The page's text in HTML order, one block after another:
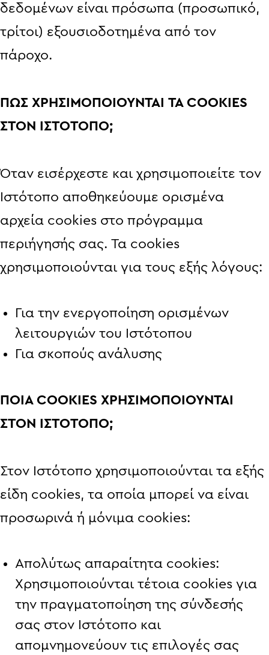
δεδομένων είναι πρόσωπα (προσωπικό,
τρίτοι) εξουσιοδοτημένα από τον
πάροχο.
ΠΩΣ ΧΡΗΣΙΜΟΠΟΙΟΥΝΤΑΙ ΤΑ COOKIES
ΣΤΟΝ ΙΣΤΟΤΟΠΟ;
Όταν εισέρχεστε και χρησιμοποιείτε τον
Ιστότοπο αποθηκεύουμε ορισμένα
αρχεία cookies στο πρόγραμμα
περιήγησής σας. Τα cookies
χρησιμοποιούνται για τους εξής λόγους:
Για την ενεργοποίηση ορισμένων
λειτουργιών του Ιστότοπου
Για σκοπούς ανάλυσης
ΠΟΙΑ COOKIES ΧΡΗΣΙΜΟΠΟΙΟΥΝΤΑΙ
ΣΤΟΝ ΙΣΤΟΤΟΠΟ;
Στον Ιστότοπο χρησιμοποιούνται τα εξής
είδη cookies, τα οποία μπορεί να είναι
προσωρινά ή μόνιμα cookies:
Απολύτως απαραίτητα cookies:
Χρησιμοποιούνται τέτοια cookies για
την πραγματοποίηση της σύνδεσής
σας στον Ιστότοπο και
απομνημονεύουν τις επιλογές σας